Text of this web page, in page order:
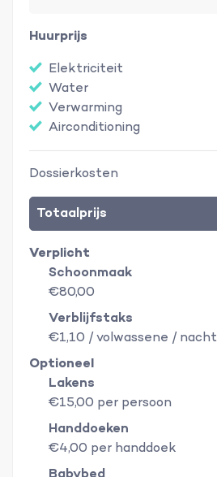
Huurprijs
Elektriciteit
Water
Verwarming
Airconditioning
Dossierkosten
Totaalprijs
Verplicht
Schoonmaak
€80,00
Verblijfstaks
€1,10 / volwassene / nacht
Optioneel
Lakens
€15,00 per persoon
Handdoeken
€4,00 per handdoek